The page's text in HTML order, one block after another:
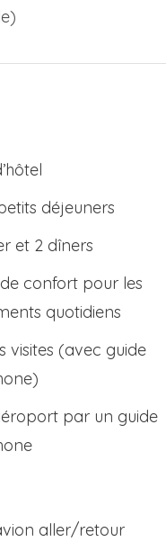
déjeuners
et 2 dîners
confort pour les
quotidiens
visites (avec guide
par un guide
aller/retour